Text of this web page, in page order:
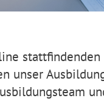
unser